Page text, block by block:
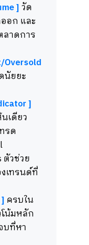
]วัด
อก และ
ลาดการ
Oversold
นัยยะ
]
เดียว
รด
ตัวช่วย
เทรนด์ที่
ครบใน
น้มหลัก
บที่หา